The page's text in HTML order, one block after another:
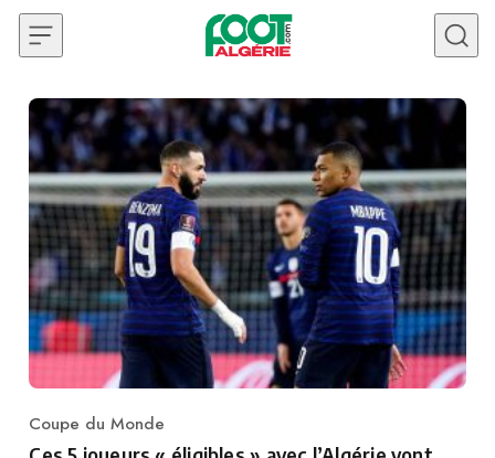
Skip to content
Category
Coupe du Monde